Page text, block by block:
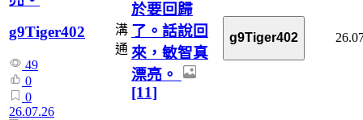
g9Tiger402
49
0
0
26.07.26
溝
通
於要回歸
了。話說回
來，敏智真
漂亮。
[11]
g9Tiger402